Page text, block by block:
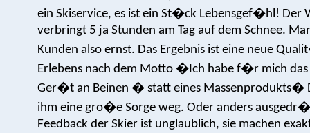
ein Skiservice, es ist ein St�ck Lebensgef�hl! Der
verbringt 5 ja Stunden am Tag auf dem Schnee.
Kunden also ernst. Das Ergebnis ist eine neue
Erlebens nach dem Motto �Ich habe f�r mich
Ger�t an Beinen � statt eines Massenprodukts�
ihm eine gro�e Sorge weg. Oder anders
Feedback der Skier ist unglaublich, sie machen